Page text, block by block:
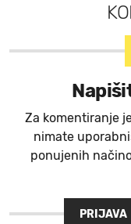
Za komentiranje
nimate
ponujenih
PRIJAVA